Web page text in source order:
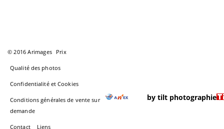
© 2016 Arimages Prix
Qualité des photos
Confidentialité et Cookies
Conditions générales de vente sur
demande
Contact Liens
by tilt photographie